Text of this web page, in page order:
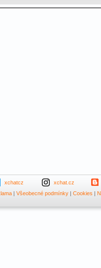
xchatcz xchat.cz
| Všeobecné podmínky| Cookies |